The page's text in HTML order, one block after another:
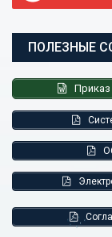
ПОЛЕЗНЫЕ
Приказ